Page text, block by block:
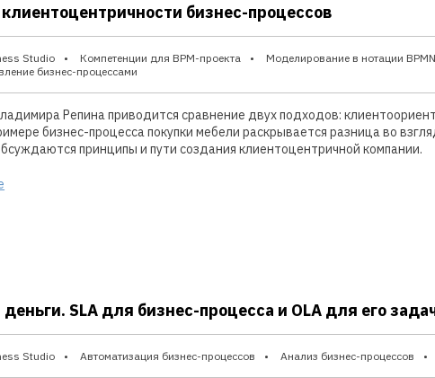
бизнес-процессов
Studio Компетенции для BPM-проекта Моделирование в нотации BPMN
бизнес-процессами
Репина приводится сравнение двух подходов:
бизнес-процесса покупки мебели раскрывается разница во
принципы и пути создания клиентоцентричной компании.
SLA для бизнес-процесса и OLA для его
Studio Автоматизация бизнес-процессов Анализ бизнес-процессов